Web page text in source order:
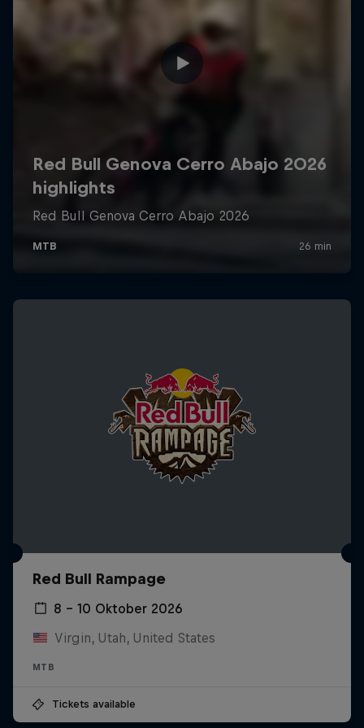
Red Bull Rampage
8 – 10 Oktober 2026
Virgin, Utah, United States
MTB
Tickets available